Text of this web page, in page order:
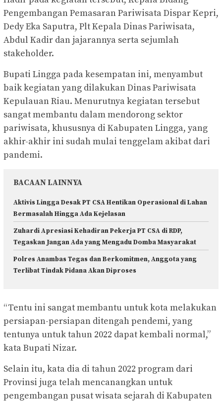
Pengembangan Pemasaran Pariwisata Dispar Kepri,
Dedy Eka Saputra, Plt Kepala Dinas Pariwisata,
Abdul Kadir dan jajarannya serta sejumlah
stakeholder.
Bupati Lingga pada kesempatan ini, menyambut
baik kegiatan yang dilakukan Dinas Pariwisata
Kepulauan Riau. Menurutnya kegiatan tersebut
sangat membantu dalam mendorong sektor
pariwisata, khususnya di Kabupaten Lingga, yang
akhir-akhir ini sudah mulai tenggelam akibat dari
pandemi.
BACAAN LAINNYA
Aktivis Lingga Desak PT CSA Hentikan Operasional di Lahan
Bermasalah Hingga Ada Kejelasan
Zuhardi Apresiasi Kehadiran Pekerja PT CSA di RDP,
Tegaskan Jangan Ada yang Mengadu Domba Masyarakat
Polres Anambas Tegas dan Berkomitmen, Anggota yang
Terlibat Tindak Pidana Akan Diproses
“Tentu ini sangat membantu untuk kota melakukan
persiapan-persiapan ditengah pendemi, yang
tentunya untuk tahun 2022 dapat kembali normal,”
kata Bupati Nizar.
Selain itu, kata dia di tahun 2022 program dari
Provinsi juga telah mencanangkan untuk
pengembangan pusat wisata sejarah di Kabupaten